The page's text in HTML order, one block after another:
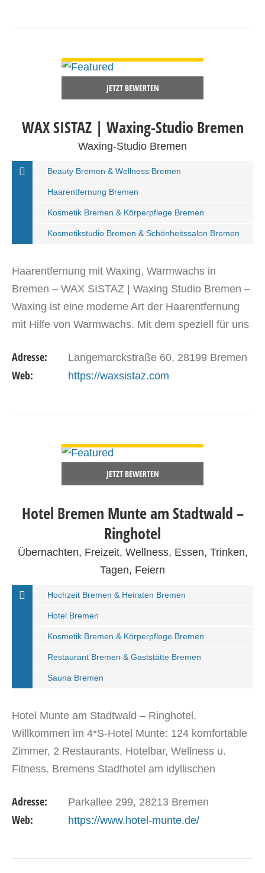
JETZT BEWERTEN
WAX SISTAZ | Waxing-Studio Bremen
Waxing-Studio Bremen
Beauty Bremen & Wellness Bremen
Haarentfernung Bremen
Kosmetik Bremen & Körperpflege Bremen
Kosmetikstudio Bremen & Schönheitssalon Bremen
Haarentfernung mit Waxing, Warmwachs in
Bremen – WAX SISTAZ | Waxing Studio Bremen –
Waxing ist eine moderne Art der Haarentfernung
mit Hilfe von Warmwachs. Mit dem speziell für uns
samt…
Adresse: Langemarckstraße 60, 28199 Bremen
Web: https://waxsistaz.com
JETZT BEWERTEN
Hotel Bremen Munte am Stadtwald –
Ringhotel
Übernachten, Freizeit, Wellness, Essen, Trinken,
Tagen, Feiern
Hochzeit Bremen & Heiraten Bremen
Hotel Bremen
Kosmetik Bremen & Körperpflege Bremen
Restaurant Bremen & Gaststätte Bremen
Sauna Bremen
Hotel Munte am Stadtwald – Ringhotel.
Willkommen im 4*S-Hotel Munte: 124 komfortable
Zimmer, 2 Restaurants, Hotelbar, Wellness u.
Fitness. Bremens Stadthotel am idyllischen
Adresse: Parkallee 299, 28213 Bremen
Web: https://www.hotel-munte.de/